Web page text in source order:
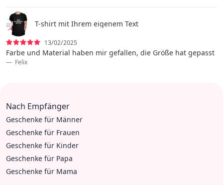
T-shirt mit Ihrem eigenem Text
13/02/2025
Farbe und Material haben mir gefallen, die Größe hat gepasst
Felix
Nach Empfänger
Geschenke für Männer
Geschenke für Frauen
Geschenke für Kinder
Geschenke für Papa
Geschenke für Mama